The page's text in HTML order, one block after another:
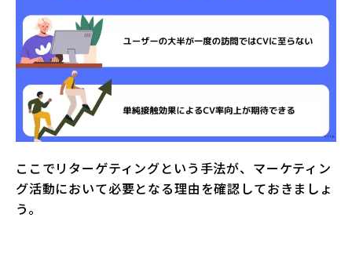
ここでリターゲティングという手法が、マーケティン
グ活動において必要となる理由を確認しておきましょ
う。